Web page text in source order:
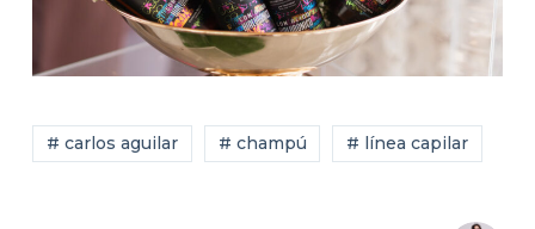
# carlos aguilar # champú # línea capilar